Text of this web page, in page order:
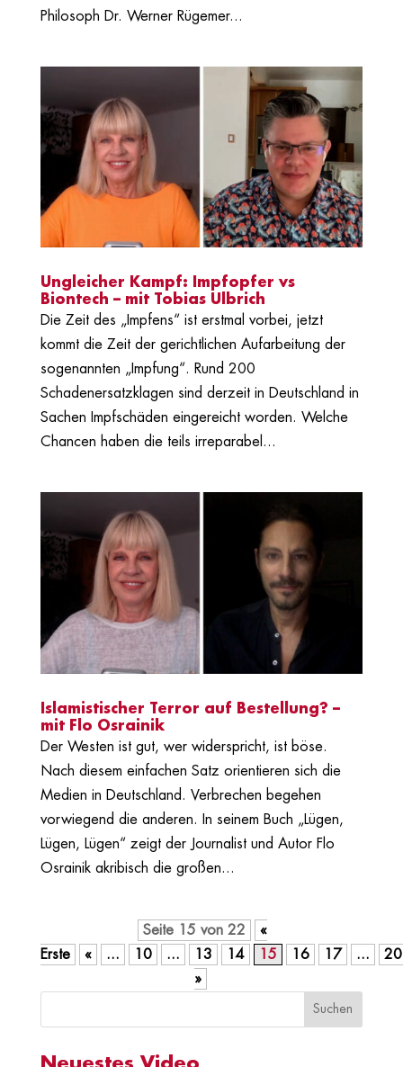
Philosoph Dr. Werner Rügemer...
Ungleicher Kampf: Impfopfer vs
Biontech – mit Tobias Ulbrich
Die Zeit des „Impfens“ ist erstmal vorbei, jetzt
kommt die Zeit der gerichtlichen Aufarbeitung der
sogenannten „Impfung“. Rund 200
Schadenersatzklagen sind derzeit in Deutschland in
Sachen Impfschäden eingereicht worden. Welche
Chancen haben die teils irreparabel...
Islamistischer Terror auf Bestellung? –
mit Flo Osrainik
Der Westen ist gut, wer widerspricht, ist böse.
Nach diesem einfachen Satz orientieren sich die
Medien in Deutschland. Verbrechen begehen
vorwiegend die anderen. In seinem Buch „Lügen,
Lügen, Lügen“ zeigt der Journalist und Autor Flo
Osrainik akribisch die großen...
Seite 15 von 22
«
Erste
« ... 10 ... 13 14 15 16 17 ...
20
»